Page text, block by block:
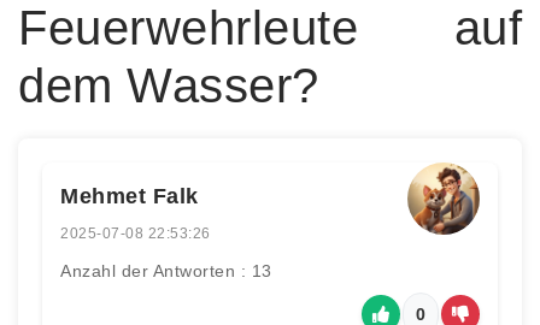
Feuerwehrleute auf
dem Wasser?
Mehmet Falk
2025-07-08 22:53:26
Anzahl der Antworten : 13
0